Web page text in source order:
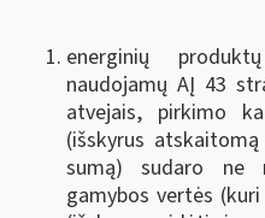
energinių
naudojamų AĮ 43
atvejais, pirkimo
(išskyrus
sumą) sudaro ne
gamybos vertės